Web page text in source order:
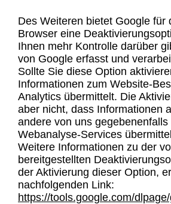
Des Weiteren bietet Google für
Browser eine
Ihnen mehr Kontrolle darüber
von Google erfasst und
Sollte Sie diese Option
Informationen zum Website-
Analytics übermittelt. Die
aber nicht, dass Informationen
andere von uns
Webanalyse-Services
Weitere Informationen zu der
bereitgestellten
der Aktivierung dieser Option,
nachfolgenden Link:
https://tools.google.com/